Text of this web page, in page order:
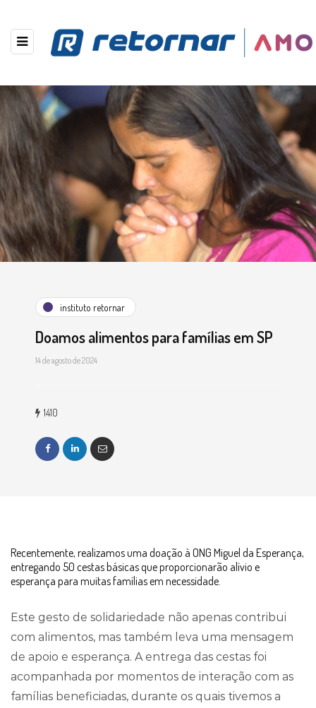
instituto retornar
Doamos alimentos para famílias em SP
14 de agosto de 2024
1410
Recentemente, realizamos uma doação à ONG Miguel da Esperança,
entregando 50 cestas básicas que proporcionarão alívio e
esperança para muitas famílias em necessidade.
Este gesto de solidariedade não apenas contribui
com alimentos, mas também leva uma mensagem
de apoio e esperança. A entrega das cestas foi
acompanhada por momentos de interação com as
famílias beneficiadas, durante os quais tivemos a